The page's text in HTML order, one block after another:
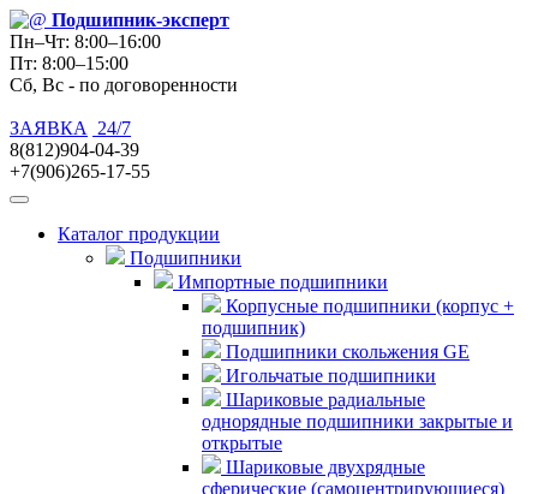
Подшипник-эксперт
Пн–Чт: 8:00–16:00
Пт: 8:00–15:00
Сб, Вс - по договоренности
ЗАЯВКА
24/7
8(812)904-04-39
+7(906)265-17-55
Каталог продукции
Подшипники
Импортные подшипники
Корпусные подшипники (корпус +
подшипник)
Подшипники скольжения GE
Игольчатые подшипники
Шариковые радиальные
однорядные подшипники закрытые и
открытые
Шариковые двухрядные
сферические (самоцентрирующиеся)